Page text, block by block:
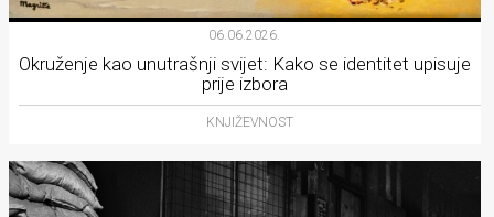
06.06.2026.
Okruženje kao unutrašnji svijet: Kako se identitet upisuje
prije izbora
KNJIŽEVNOST